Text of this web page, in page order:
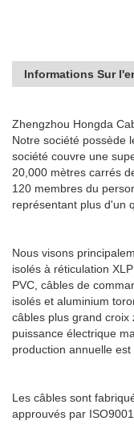
Informations Sur
Zhengzhou Hongda
Notre société possède
société couvre une
20,000 mètres carrés
120 membres du
représentant plus d'un
Nous visons
isolés à réticulation
PVC, câbles de
isolés et aluminium
câbles plus grand
puissance électrique
production annuelle
Les câbles sont
approuvés par